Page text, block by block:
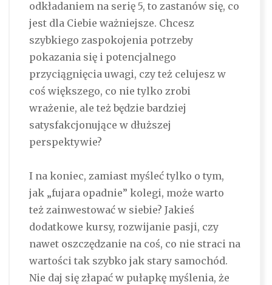
odkładaniem na serię 5, to zastanów się, co
jest dla Ciebie ważniejsze. Chcesz
szybkiego zaspokojenia potrzeby
pokazania się i potencjalnego
przyciągnięcia uwagi, czy też celujesz w
coś większego, co nie tylko zrobi
wrażenie, ale też będzie bardziej
satysfakcjonujące w dłuższej
perspektywie?
I na koniec, zamiast myśleć tylko o tym,
jak „fujara opadnie” kolegi, może warto
też zainwestować w siebie? Jakieś
dodatkowe kursy, rozwijanie pasji, czy
nawet oszczędzanie na coś, co nie straci na
wartości tak szybko jak stary samochód.
Nie daj się złapać w pułapkę myślenia, że